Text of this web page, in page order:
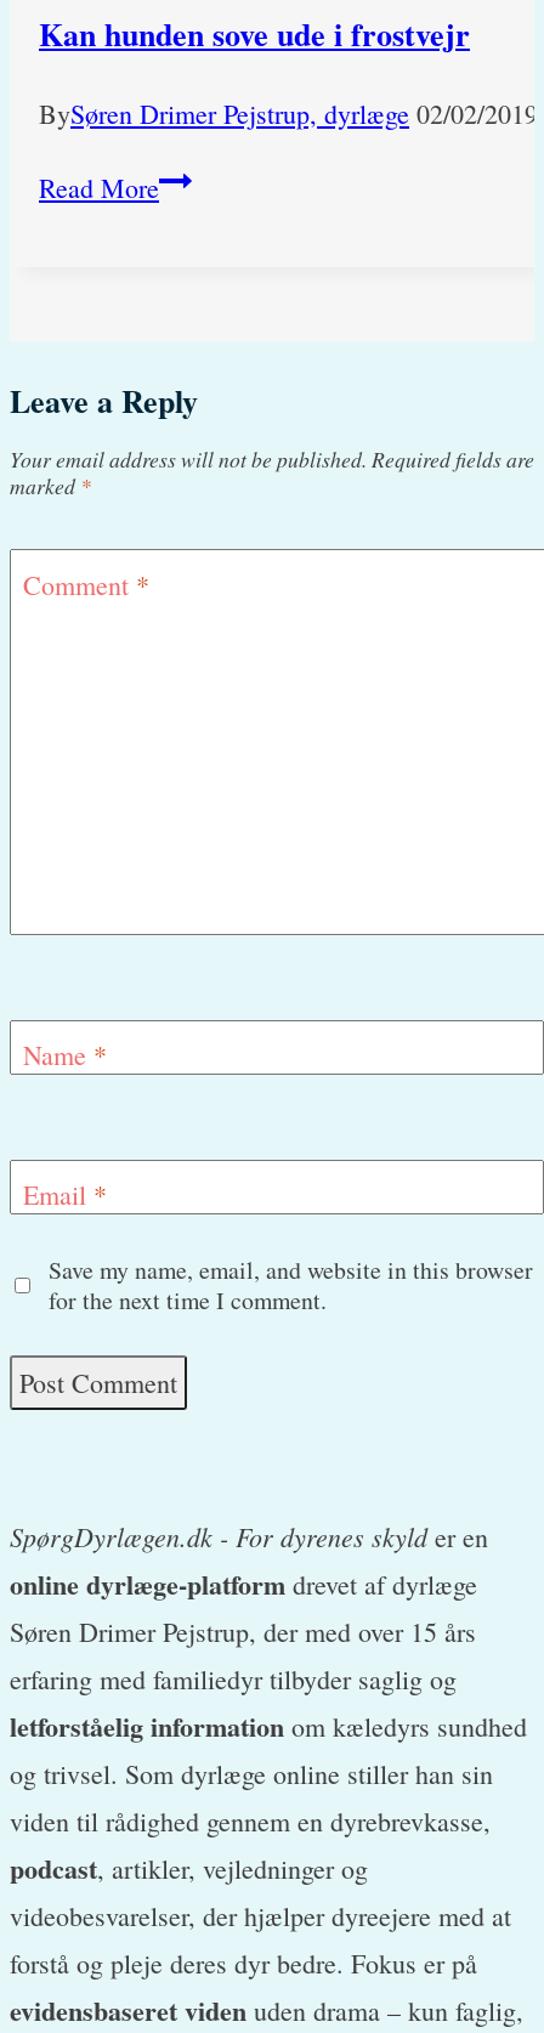
Kan hunden sove ude i frostvejr
BySøren Drimer Pejstrup, dyrlæge 02/02/2019
Read MoreKan
frostvejr
Leave a Reply
Your email address will not be published. Required fields are
marked *
Comment *
Name *
Email *
Save my name, email, and website in this browser
for the next time I comment.
SpørgDyrlægen.dk - For dyrenes skylder en
online dyrlæge-platform drevet af dyrlæge
Søren Drimer Pejstrup, der med over 15 års
erfaring med familiedyr tilbyder saglig og
letforståelig information om kæledyrs sundhed
og trivsel. Som dyrlæge online stiller han sin
viden til rådighed gennem en dyrebrevkasse,
podcast, artikler, vejledninger og
videobesvarelser, der hjælper dyreejere med at
forstå og pleje deres dyr bedre. Fokus er på
evidensbaseret viden uden drama – kun faglig,